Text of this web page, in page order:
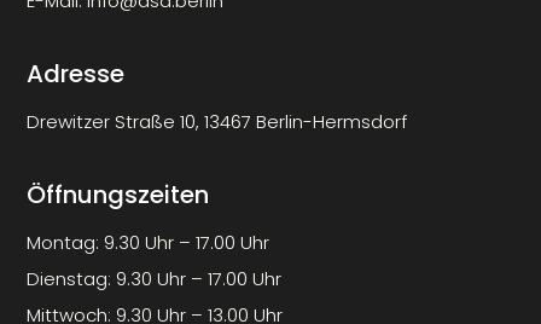
Adresse
Drewitzer Straße 10, 13467 Berlin-Hermsdorf
Öffnungszeiten
Montag: 9.30 Uhr – 17.00 Uhr
Dienstag: 9.30 Uhr – 17.00 Uhr
Mittwoch: 9.30 Uhr – 13.00 Uhr